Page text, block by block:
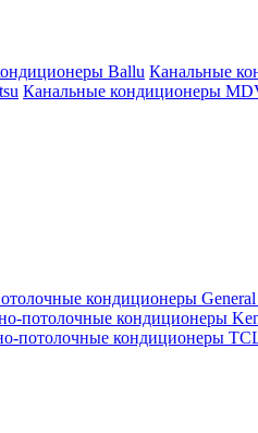
Ballu Канальные
Канальные кондиционеры
кондиционеры General
потолочные кондиционеры
потолочные кондиционеры